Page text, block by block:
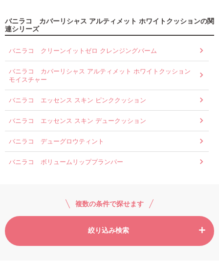
バニラコ カバーリシャス アルティメット ホワイトクッションの関
連シリーズ
バニラコ クリーンイットゼロ クレンジングバーム
バニラコ カバーリシャス アルティメット ホワイトクッション
モイスチャー
バニラコ エッセンス スキン ピンククッション
バニラコ エッセンス スキン デュークッション
バニラコ デューグロウティント
バニラコ ボリュームリッププランパー
複数の条件で探せます
絞り込み検索